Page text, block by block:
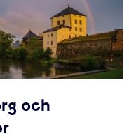
och